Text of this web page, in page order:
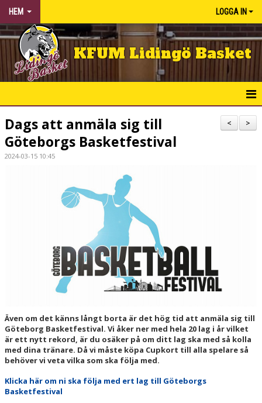
HEM LOGGA IN
KFUM Lidingö Basket
HEM
NYHETER
LIDINGÖ BASKET CUP
KLUBBSHOP
MOBILSKAL
ANTONS MINNESFOND
>
<
Dags att anmäla sig till
Göteborgs Basketfestival
2024-03-15 10:45
Även om det känns långt borta är det hög tid att anmäla sig till
Göteborg Basketfestival. Vi åker ner med hela 20 lag i år vilket
är ett nytt rekord, är du osäker på om ditt lag ska med så kolla
med dina tränare. Då vi måste köpa Cupkort till alla spelare så
behöver vi veta vilka som ska följa med.
Klicka här om ni ska följa med ert lag till Göteborgs
Basketfestival